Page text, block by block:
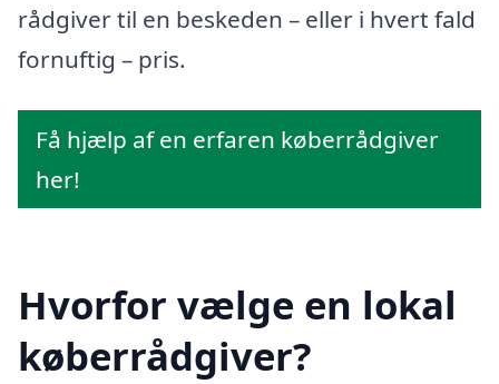
rådgiver til en beskeden – eller i hvert fald
fornuftig – pris.
Få hjælp af en erfaren køberrådgiver
her!
Hvorfor vælge en lokal
køberrådgiver?